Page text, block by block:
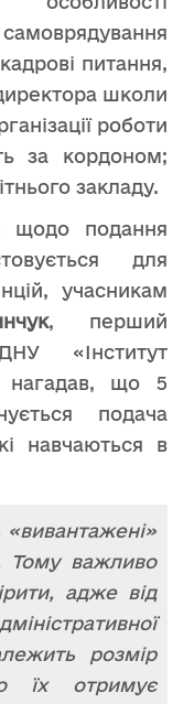
питання,
школи
роботи
за кордоном;
закладу.
щодо подання
для
учасникам
, перший
«Інститут
нагадав, що 5
подача
навчаються в
«вивантажені»
Тому важливо
адже від
розмір
їх отримує